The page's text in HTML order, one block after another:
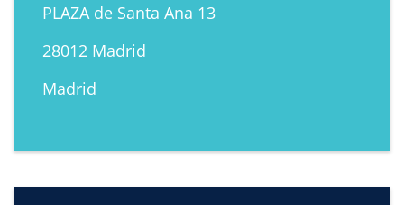
PLAZA de Santa Ana 13
28012 Madrid
Madrid